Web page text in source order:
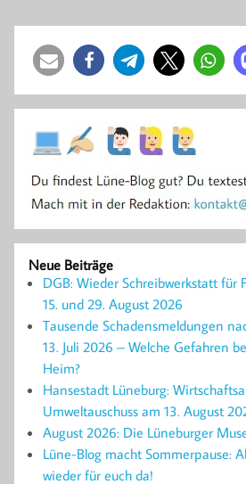
Neue Beiträge
DGB: Wieder Schreibwerkstatt für
15. und 29. August 2026
Tausende Schadensmeldungen
13. Juli 2026 – Welche Gefahren
Heim?
Hansestadt Lüneburg:
Umweltauschuss am 13. August
August 2026: Die Lüneburger
Lüne-Blog macht Sommerpause:
wieder für euch da!